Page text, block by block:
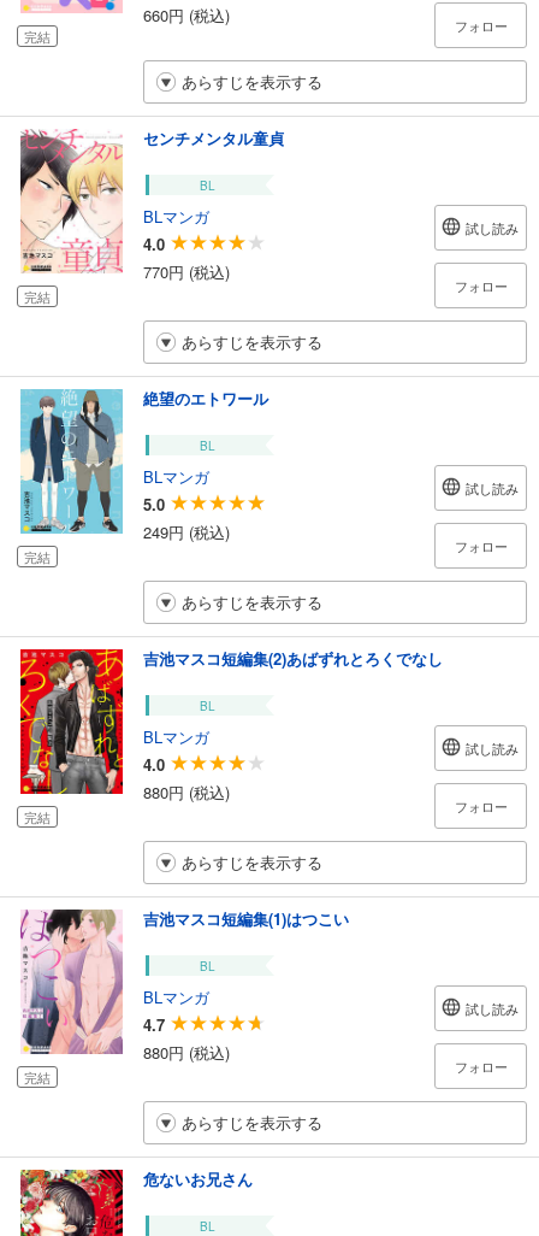
完結
660円 (税込)
フォロー
あらすじを表示する
完結
センチメンタル童貞
BL
BLマンガ
4.0
770円 (税込)
試し読み
フォロー
あらすじを表示する
完結
絶望のエトワール
BL
BLマンガ
5.0
249円 (税込)
試し読み
フォロー
あらすじを表示する
完結
吉池マスコ短編集(2)あばずれとろくでなし
BL
BLマンガ
4.0
880円 (税込)
試し読み
フォロー
あらすじを表示する
完結
吉池マスコ短編集(1)はつこい
BL
BLマンガ
4.7
880円 (税込)
試し読み
フォロー
あらすじを表示する
危ないお兄さん
BL